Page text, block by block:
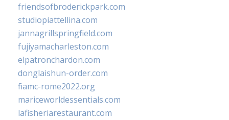
friendsofbroderickpark.com
studiopiattellina.com
jannagrillspringfield.com
fujiyamacharleston.com
elpatronchardon.com
donglaishun-order.com
fiamc-rome2022.org
mariceworldessentials.com
lafisheriarestaurant.com